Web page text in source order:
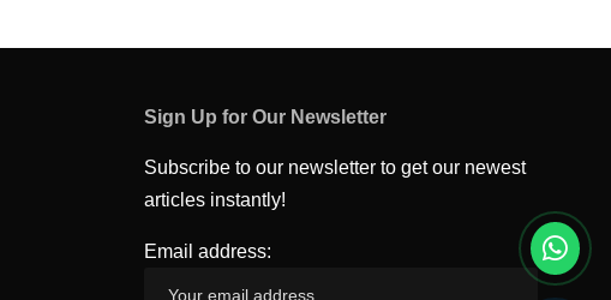
Sign Up for Our Newsletter
Subscribe to our newsletter to get our newest
articles instantly!
Email address: